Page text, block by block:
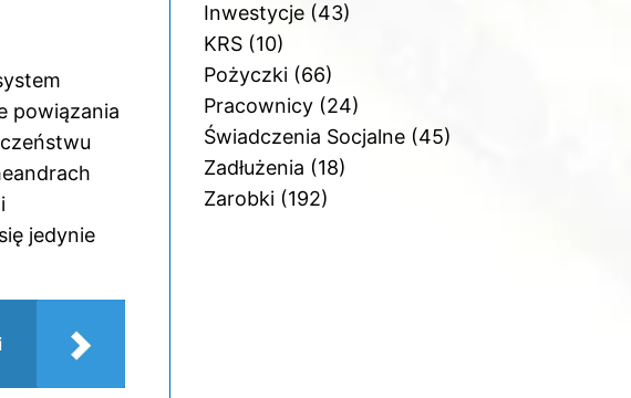
powiązania
jedynie
Inwestycje(43)
KRS(10)
Pożyczki(66)
Pracownicy(24)
Świadczenia Socjalne(45)
Zadłużenia (18)
Zarobki(192)